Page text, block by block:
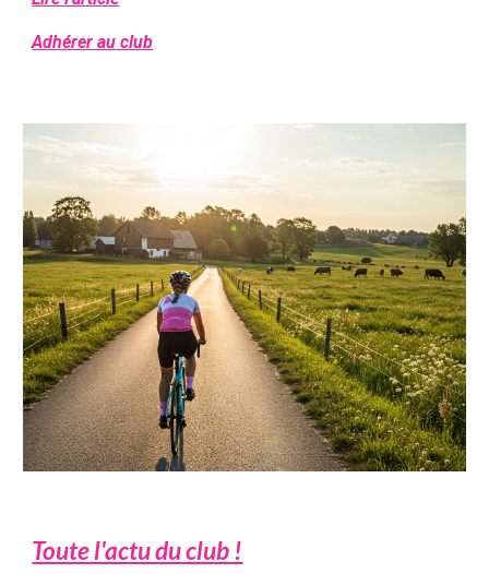
Adhérer au club
Toute l'actu du club !